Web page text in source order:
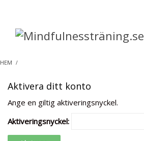
HEM
Aktivera ditt konto
Ange en giltig aktiveringsnyckel.
Aktiveringsnyckel: